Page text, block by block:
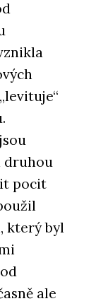
druhou
pocit
který byl
ale